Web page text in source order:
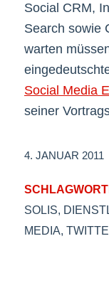
Social CRM,
Search sowie
warten
Social Media
seiner
4. JANUAR 2011
SOLIS,
MEDIA,